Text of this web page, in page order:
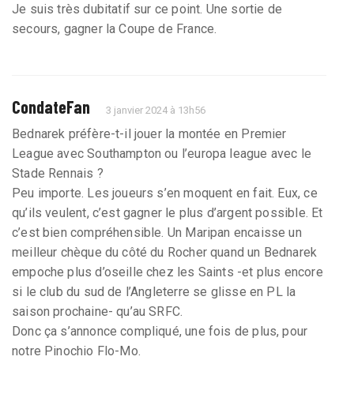
Je suis très dubitatif sur ce point. Une sortie de
secours, gagner la Coupe de France.
CondateFan 3 janvier 2024 à 13h56
Bednarek préfère-t-il jouer la montée en Premier
League avec Southampton ou l’europa league avec le
Stade Rennais ?
Peu importe. Les joueurs s’en moquent en fait. Eux, ce
qu’ils veulent, c’est gagner le plus d’argent possible. Et
c’est bien compréhensible. Un Maripan encaisse un
meilleur chèque du côté du Rocher quand un Bednarek
empoche plus d’oseille chez les Saints -et plus encore
si le club du sud de l’Angleterre se glisse en PL la
saison prochaine- qu’au SRFC.
Donc ça s’annonce compliqué, une fois de plus, pour
notre Pinochio Flo-Mo.